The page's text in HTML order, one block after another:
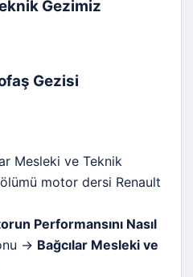
Gezimiz
Gezisi
Mesleki ve Teknik
motor dersi Renault
Performansını Nasıl
→ Bağcılar Mesleki ve